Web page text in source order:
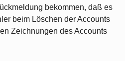
bekommen, daß es
beim Löschen der Accounts
Zeichnungen des Accounts